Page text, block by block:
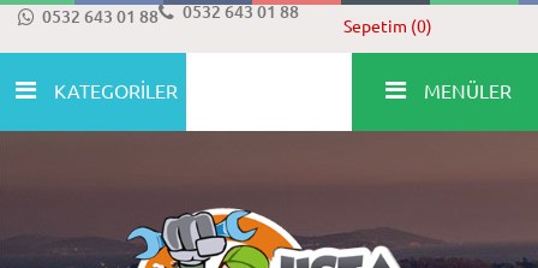
0532 643 01 88 0532 643 01 88
Sepetim (0)
KATEGORİLER MENÜLER